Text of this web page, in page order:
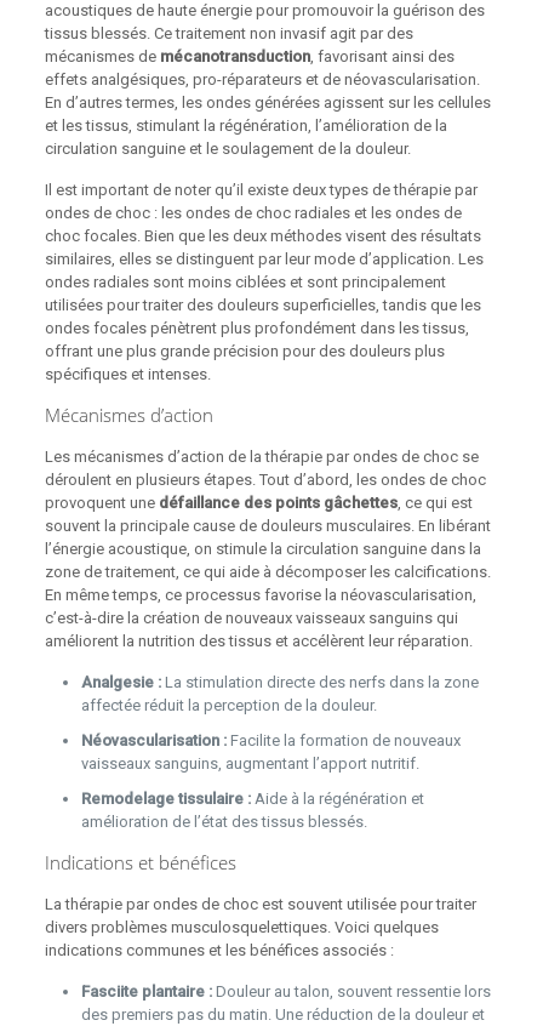
acoustiques de haute énergie pour promouvoir la guérison des
tissus blessés. Ce traitement non invasif agit par des
mécanismes de mécanotransduction, favorisant ainsi des
effets analgésiques, pro-réparateurs et de néovascularisation.
En d’autres termes, les ondes générées agissent sur les cellules
et les tissus, stimulant la régénération, l’amélioration de la
circulation sanguine et le soulagement de la douleur.
Il est important de noter qu’il existe deux types de thérapie par
ondes de choc : les ondes de choc radiales et les ondes de
choc focales. Bien que les deux méthodes visent des résultats
similaires, elles se distinguent par leur mode d’application. Les
ondes radiales sont moins ciblées et sont principalement
utilisées pour traiter des douleurs superficielles, tandis que les
ondes focales pénètrent plus profondément dans les tissus,
offrant une plus grande précision pour des douleurs plus
spécifiques et intenses.
Mécanismes d’action
Les mécanismes d’action de la thérapie par ondes de choc se
déroulent en plusieurs étapes. Tout d’abord, les ondes de choc
provoquent une défaillance des points gâchettes, ce qui est
souvent la principale cause de douleurs musculaires. En libérant
l’énergie acoustique, on stimule la circulation sanguine dans la
zone de traitement, ce qui aide à décomposer les calcifications.
En même temps, ce processus favorise la néovascularisation,
c’est-à-dire la création de nouveaux vaisseaux sanguins qui
améliorent la nutrition des tissus et accélèrent leur réparation.
Analgesie :La stimulation directe des nerfs dans la zone
affectée réduit la perception de la douleur.
Néovascularisation :Facilite la formation de nouveaux
vaisseaux sanguins, augmentant l’apport nutritif.
Remodelage tissulaire :Aide à la régénération et
amélioration de l’état des tissus blessés.
Indications et bénéfices
La thérapie par ondes de choc est souvent utilisée pour traiter
divers problèmes musculosquelettiques. Voici quelques
indications communes et les bénéfices associés :
Fasciite plantaire :Douleur au talon, souvent ressentie lors
des premiers pas du matin. Une réduction de la douleur et